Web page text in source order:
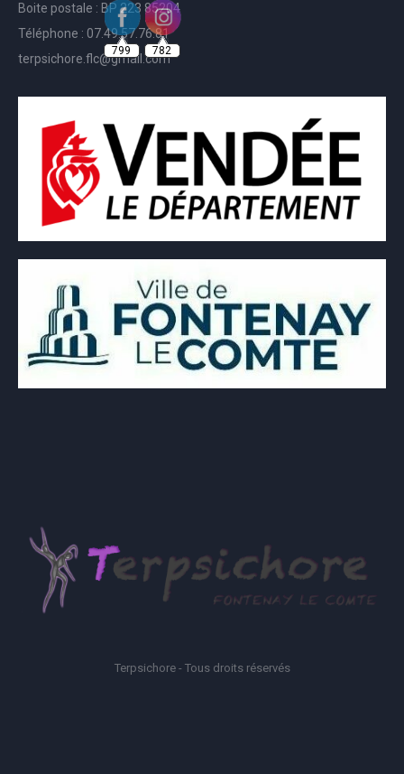
Boite postale : BP 223 85204
Téléphone : 07.49.57.76.81
terpsichore.flc@gmail.com
Terpsichore - Tous droits réservés
799 782